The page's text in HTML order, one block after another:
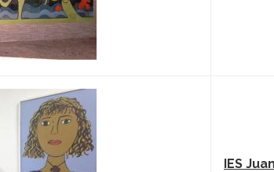
IES